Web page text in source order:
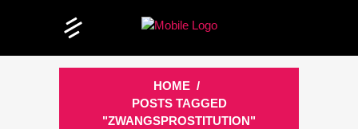
HOME /
POSTS TAGGED
"ZWANGSPROSTITUTION"